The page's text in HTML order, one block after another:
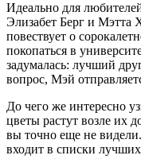
Идеально для
Элизабет Берг и Мэтта
повествует о
покопаться в
задумалась: лучший
вопрос, Мэй
До чего же интересно
цветы растут возле их
вы точно еще не
входит в списки